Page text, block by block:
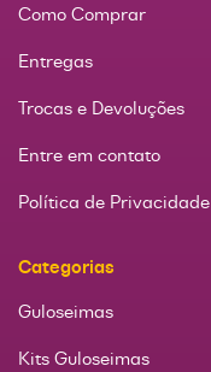
Como Comprar
Entregas
Trocas e Devoluções
Entre em contato
Política de Privacidade
Categorias
Guloseimas
Kits Guloseimas